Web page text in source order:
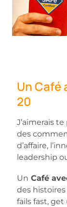
Un Café
20
J’aimerais
des
d’affaire,
leadership
Un Café
des
fails fast, get